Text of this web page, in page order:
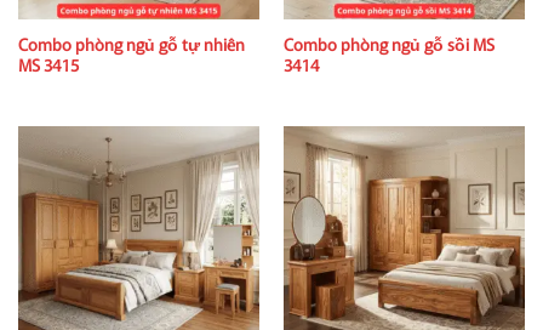
Combo phòng ngủ gỗ tự nhiên
MS 3415
Combo phòng ngủ gỗ sồi MS
3414